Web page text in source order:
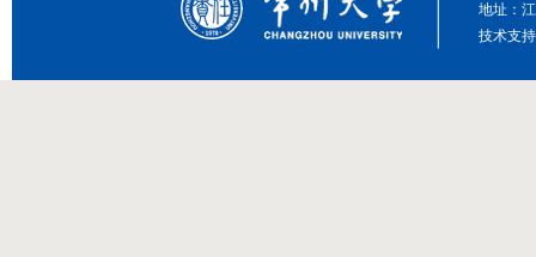
地址：
技术支